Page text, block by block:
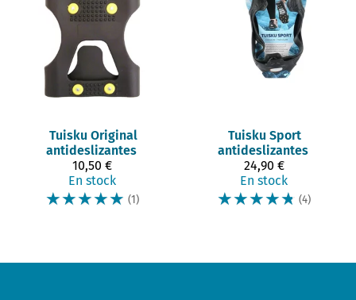
Tuisku Original
antideslizantes
10,50 €
En stock
☆☆☆☆☆ (1)
Tuisku Sport
antideslizantes
24,90 €
En stock
☆☆☆☆☆ (4)